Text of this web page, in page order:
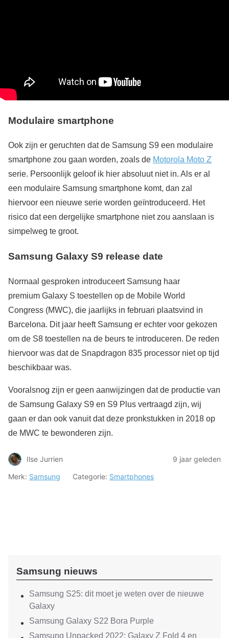
Modulaire smartphone
Ook zijn er geruchten dat de Samsung S9 een modulaire
smartphone zou gaan worden, zoals de Motorola Moto Z
serie. Persoonlijk geloof ik hier absoluut niet in. Als er al
een modulaire Samsung smartphone komt, dan zal
hiervoor een nieuwe serie worden geïntroduceerd. Het
risico dat een dergelijke smartphone niet zou aanslaan is
simpelweg te groot.
Samsung Galaxy S9 release date
Normaal gesproken introduceert Samsung haar
premium Galaxy S toestellen op de Mobile World
Congress (MWC), die jaarlijks in februari plaatsvind in
Barcelona. Dit jaar heeft Samsung er echter voor gekozen
om de S8 toestellen na de beurs te introduceren. De reden
hiervoor was dat de Snapdragon 835 processor niet op tijd
beschikbaar was.
Vooralsnog zijn er geen aanwijzingen dat de productie van
de Samsung Galaxy S9 en S9 Plus vertraagd zijn, wij
gaan er dan ook vanuit dat deze pronkstukken in 2018 op
de MWC te bewonderen zijn.
Ilse Jurrien
9 jaar geleden
Merk: Samsung Categorie: Smartphones
Samsung nieuws
Samsung S25: dit moet je weten over de nieuwe
Galaxy
Samsung Galaxy S22 Bora Purple
Samsung Unpacked 2022: Galaxy Z Fold 4 en